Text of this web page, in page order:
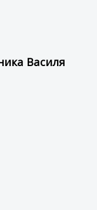
Василя